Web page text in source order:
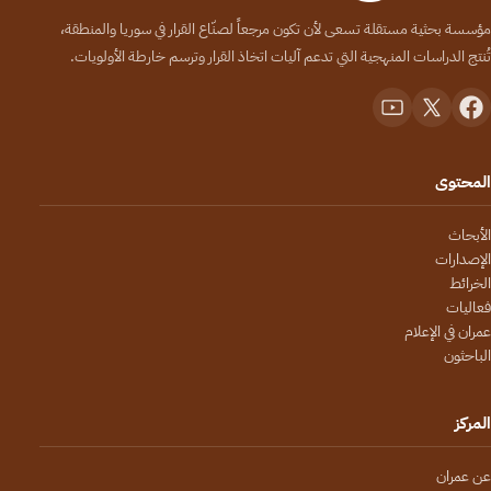
مؤسسة بحثية مستقلة تسعى لأن تكون مرجعاً لصنّاع القرار في سوريا والمنطقة،
تُنتج الدراسات المنهجية التي تدعم آليات اتخاذ القرار وترسم خارطة الأولويات.
المحتوى
الأبحاث
الإصدارات
الخرائط
فعاليات
عمران في الإعلام
الباحثون
المركز
عن عمران